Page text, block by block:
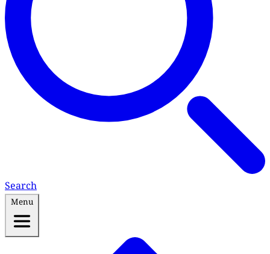
Search
Menu